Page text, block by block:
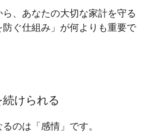
、あなたの大切な家計を守る
ぐ仕組み」が何よりも重要で
けられる
のは「感情」です。